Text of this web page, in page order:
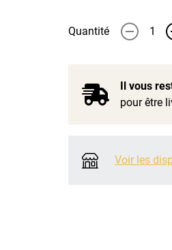
Quantité -
Il vous
pour être
Voir les